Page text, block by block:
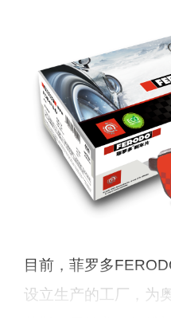
目前，菲罗多
设立生产的工厂，为